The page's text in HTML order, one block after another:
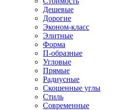
Дешевые
Дорогие
Эконом-класс
Элитные
Форма
П-образные
Угловые
Прямые
Радиусные
Скошенные углы
Стиль
Современные